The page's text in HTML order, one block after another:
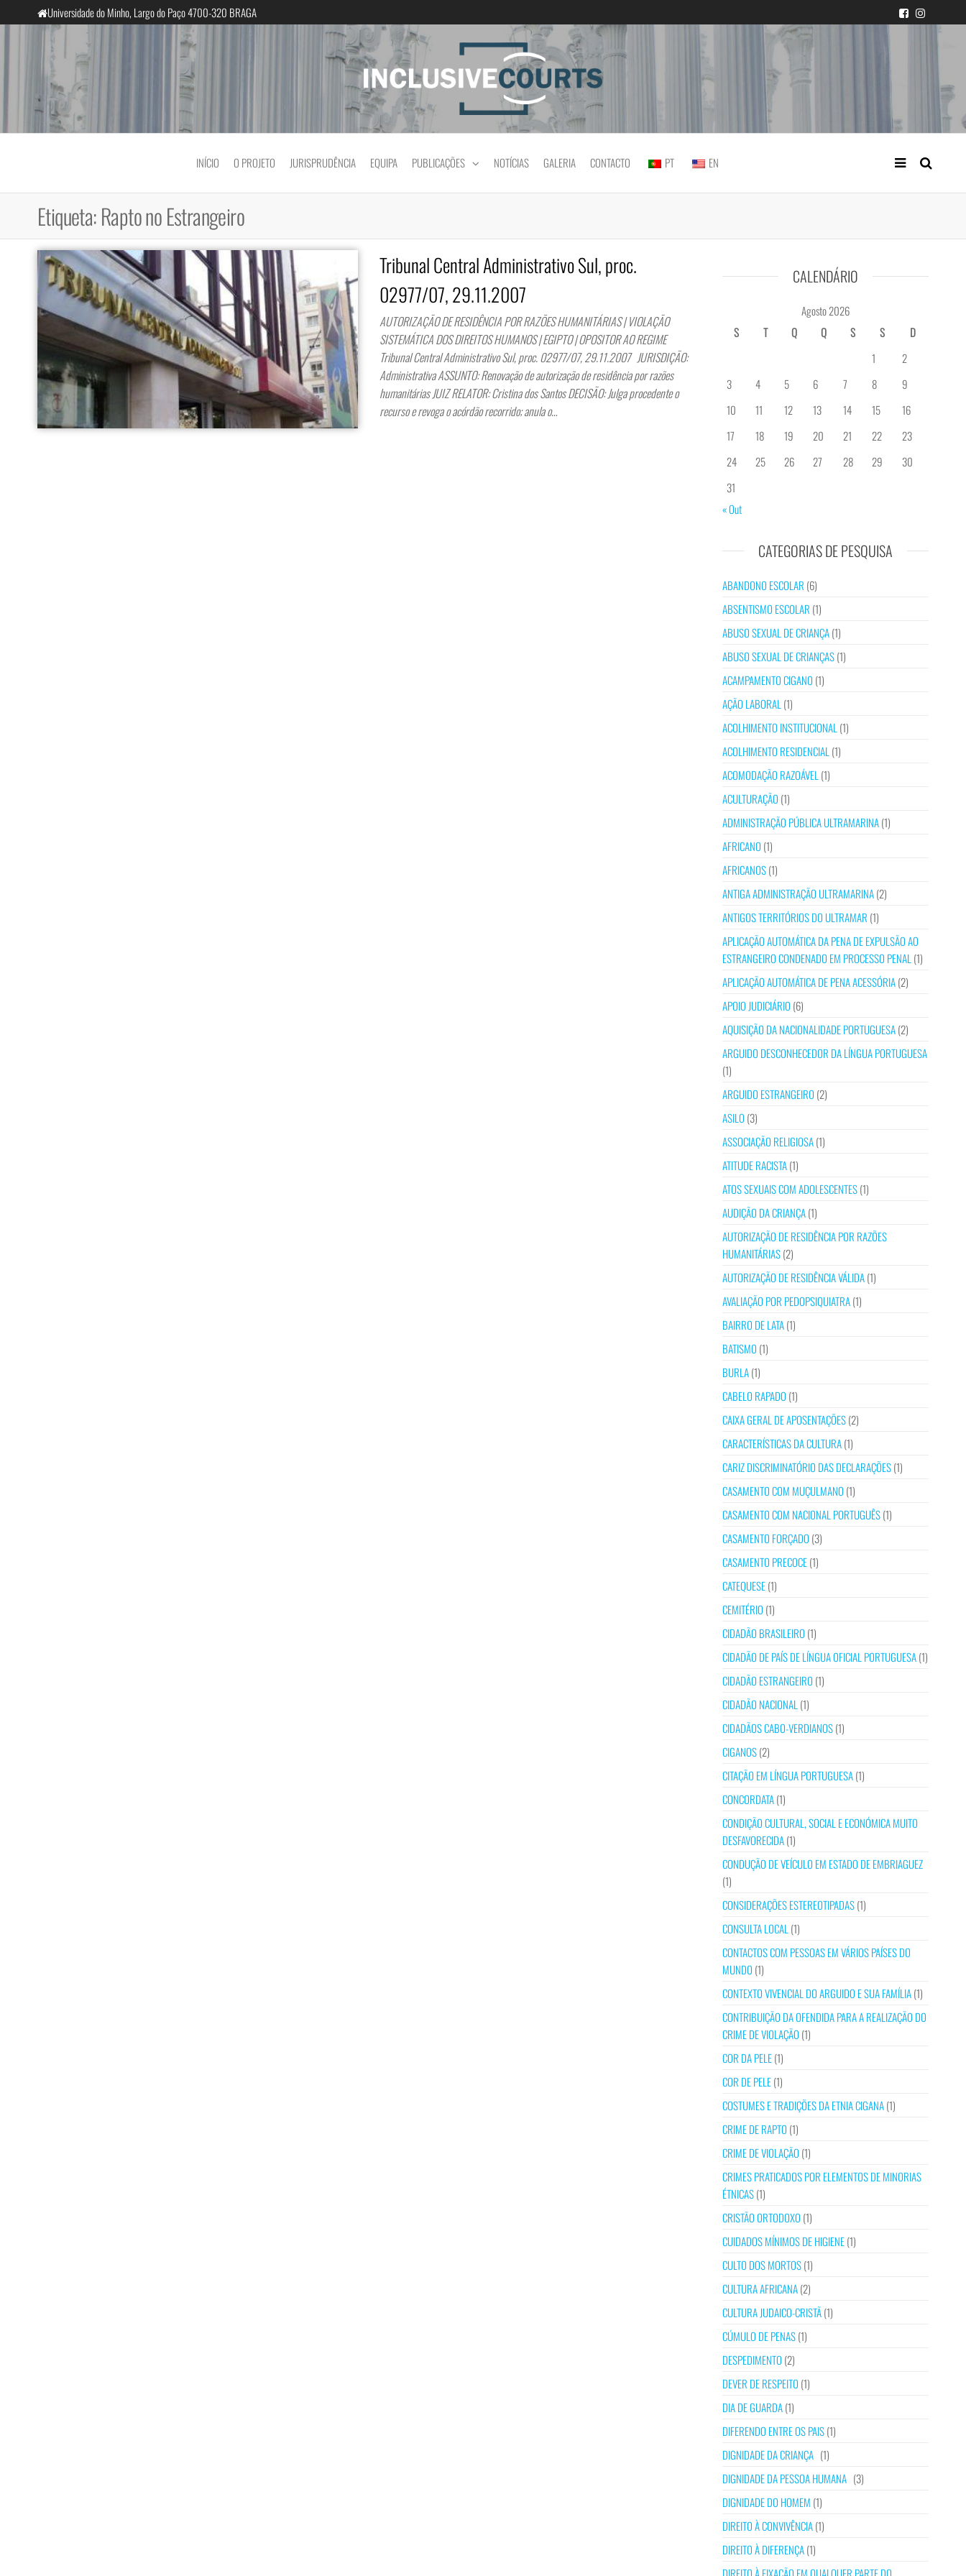
para
Universidade do Minho, Largo do Paço 4700-320 BRAGA
InclusiveCourts Igualdade e diferença cultural na prática judicial portuguesa
INÍCIO O PROJETO JURISPRUDÊNCIA EQUIPA PUBLICAÇÕES NOTÍCIAS GALERIA CONTACTO PT EN
Etiqueta:Rapto no Estrangeiro
Tribunal Central Administrativo Sul, proc.
02977/07, 29.11.2007
AUTORIZAÇÃO DE RESIDÊNCIA POR RAZÕES HUMANITÁRIAS | VIOLAÇÃO
SISTEMÁTICA DOS DIREITOS HUMANOS | EGIPTO | OPOSITOR AO REGIME
Tribunal Central Administrativo Sul, proc. 02977/07, 29.11.2007 JURISDIÇÃO:
Administrativa ASSUNTO: Renovação de autorização de residência por razões
humanitárias JUIZ RELATOR: Cristina dos Santos DECISÃO: Julga procedente o
recurso e revoga o acórdão recorrido; anula o…
CALENDÁRIO
Agosto 2026
S
T Q Q S S
D
1
2
3
4 5 6 7 8
9
10
11 12 13 14 15
16
17
18 19 20 21 22
23
24
25 26 27 28 29
30
31
« Out
CATEGORIAS DE PESQUISA
ABANDONO ESCOLAR (6)
ABSENTISMO ESCOLAR (1)
ABUSO SEXUAL DE CRIANÇA(1)
ABUSO SEXUAL DE CRIANÇAS(1)
ACAMPAMENTO CIGANO (1)
AÇÃO LABORAL (1)
ACOLHIMENTO INSTITUCIONAL (1)
ACOLHIMENTO RESIDENCIAL (1)
ACOMODAÇÃO RAZOÁVEL (1)
ACULTURAÇÃO (1)
ADMINISTRAÇÃO PÚBLICA ULTRAMARINA(1)
AFRICANO (1)
AFRICANOS(1)
ANTIGA ADMINISTRAÇÃO ULTRAMARINA(2)
ANTIGOS TERRITÓRIOS DO ULTRAMAR (1)
APLICAÇÃO AUTOMÁTICA DA PENA DE EXPULSÃO AO
ESTRANGEIRO CONDENADO EM PROCESSO PENAL (1)
APLICAÇÃO AUTOMÁTICA DE PENA ACESSÓRIA(2)
APOIO JUDICIÁRIO (6)
AQUISIÇÃO DA NACIONALIDADE PORTUGUESA(2)
ARGUIDO DESCONHECEDOR DA LÍNGUA PORTUGUESA
(1)
ARGUIDO ESTRANGEIRO (2)
ASILO (3)
ASSOCIAÇÃO RELIGIOSA(1)
ATITUDE RACISTA(1)
ATOS SEXUAIS COM ADOLESCENTES(1)
AUDIÇÃO DA CRIANÇA(1)
AUTORIZAÇÃO DE RESIDÊNCIA POR RAZÕES
HUMANITÁRIAS(2)
AUTORIZAÇÃO DE RESIDÊNCIA VÁLIDA(1)
AVALIAÇÃO POR PEDOPSIQUIATRA(1)
BAIRRO DE LATA(1)
BATISMO (1)
BURLA(1)
CABELO RAPADO (1)
CAIXA GERAL DE APOSENTAÇÕES(2)
CARACTERÍSTICAS DA CULTURA(1)
CARIZ DISCRIMINATÓRIO DAS DECLARAÇÕES(1)
CASAMENTO COM MUÇULMANO (1)
CASAMENTO COM NACIONAL PORTUGUÊS(1)
CASAMENTO FORÇADO (3)
CASAMENTO PRECOCE(1)
CATEQUESE(1)
CEMITÉRIO (1)
CIDADÃO BRASILEIRO (1)
CIDADÃO DE PAÍS DE LÍNGUA OFICIAL PORTUGUESA(1)
CIDADÃO ESTRANGEIRO (1)
CIDADÃO NACIONAL (1)
CIDADÃOS CABO-VERDIANOS(1)
CIGANOS(2)
CITAÇÃO EM LÍNGUA PORTUGUESA(1)
CONCORDATA(1)
CONDIÇÃO CULTURAL, SOCIAL E ECONÓMICA MUITO
DESFAVORECIDA(1)
CONDUÇÃO DE VEÍCULO EM ESTADO DE EMBRIAGUEZ
(1)
CONSIDERAÇÕES ESTEREOTIPADAS(1)
CONSULTA LOCAL (1)
CONTACTOS COM PESSOAS EM VÁRIOS PAÍSES DO
MUNDO (1)
CONTEXTO VIVENCIAL DO ARGUIDO E SUA FAMÍLIA(1)
CONTRIBUIÇÃO DA OFENDIDA PARA A REALIZAÇÃO DO
CRIME DE VIOLAÇÃO (1)
COR DA PELE(1)
COR DE PELE(1)
COSTUMES E TRADIÇÕES DA ETNIA CIGANA(1)
CRIME DE RAPTO (1)
CRIME DE VIOLAÇÃO (1)
CRIMES PRATICADOS POR ELEMENTOS DE MINORIAS
ÉTNICAS(1)
CRISTÃO ORTODOXO (1)
CUIDADOS MÍNIMOS DE HIGIENE(1)
CULTO DOS MORTOS(1)
CULTURA AFRICANA(2)
CULTURA JUDAICO-CRISTÃ(1)
CÚMULO DE PENAS(1)
DESPEDIMENTO (2)
DEVER DE RESPEITO (1)
DIA DE GUARDA(1)
DIFERENDO ENTRE OS PAIS(1)
DIGNIDADE DA CRIANÇA (1)
DIGNIDADE DA PESSOA HUMANA (3)
DIGNIDADE DO HOMEM (1)
DIREITO À CONVIVÊNCIA(1)
DIREITO À DIFERENÇA(1)